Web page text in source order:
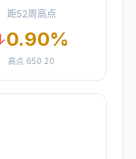
距52周高点
0.90%
高点 650.20